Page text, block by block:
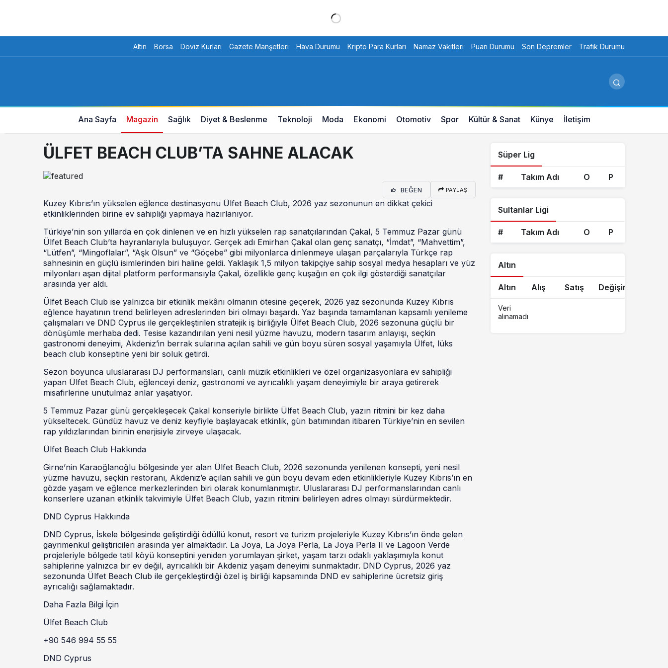
Altın Borsa Döviz Kurları Gazete Manşetleri Hava Durumu Kripto Para Kurları Namaz Vakitleri Puan Durumu Son Depremler Trafik Durumu
Ana Sayfa Magazin Sağlık Diyet & Beslenme Teknoloji Moda Ekonomi Otomotiv Spor Kültür & Sanat Künye İletişim
ÜLFET BEACH CLUB’TA SAHNE ALACAK
BEĞEN PAYLAŞ
Kuzey Kıbrıs’ın yükselen eğlence destinasyonu Ülfet Beach Club, 2026 yaz sezonunun en dikkat çekici
etkinliklerinden birine ev sahipliği yapmaya hazırlanıyor.
Türkiye’nin son yıllarda en çok dinlenen ve en hızlı yükselen rap sanatçılarından Çakal, 5 Temmuz Pazar günü
Ülfet Beach Club’ta hayranlarıyla buluşuyor. Gerçek adı Emirhan Çakal olan genç sanatçı, “İmdat”, “Mahvettim”,
“Lütfen”, “Mingoflalar”, “Aşk Olsun” ve “Göçebe” gibi milyonlarca dinlenmeye ulaşan parçalarıyla Türkçe rap
sahnesinin en güçlü isimlerinden biri haline geldi. Yaklaşık 1,5 milyon takipçiye sahip sosyal medya hesapları ve yüz
milyonları aşan dijital platform performansıyla Çakal, özellikle genç kuşağın en çok ilgi gösterdiği sanatçılar
arasında yer aldı.
Ülfet Beach Club ise yalnızca bir etkinlik mekânı olmanın ötesine geçerek, 2026 yaz sezonunda Kuzey Kıbrıs
eğlence hayatının trend belirleyen adreslerinden biri olmayı başardı. Yaz başında tamamlanan kapsamlı yenileme
çalışmaları ve DND Cyprus ile gerçekleştirilen stratejik iş birliğiyle Ülfet Beach Club, 2026 sezonuna güçlü bir
dönüşümle merhaba dedi. Tesise kazandırılan yeni nesil yüzme havuzu, modern tasarım anlayışı, seçkin
gastronomi deneyimi, Akdeniz’in berrak sularına açılan sahili ve gün boyu süren sosyal yaşamıyla Ülfet, lüks
beach club konseptine yeni bir soluk getirdi.
Sezon boyunca uluslararası DJ performansları, canlı müzik etkinlikleri ve özel organizasyonlara ev sahipliği
yapan Ülfet Beach Club, eğlenceyi deniz, gastronomi ve ayrıcalıklı yaşam deneyimiyle bir araya getirerek
misafirlerine unutulmaz anlar yaşatıyor.
5 Temmuz Pazar günü gerçekleşecek Çakal konseriyle birlikte Ülfet Beach Club, yazın ritmini bir kez daha
yükseltecek. Gündüz havuz ve deniz keyfiyle başlayacak etkinlik, gün batımından itibaren Türkiye’nin en sevilen
rap yıldızlarından birinin enerjisiyle zirveye ulaşacak.
Ülfet Beach Club Hakkında
Girne’nin Karaoğlanoğlu bölgesinde yer alan Ülfet Beach Club, 2026 sezonunda yenilenen konsepti, yeni nesil
yüzme havuzu, seçkin restoranı, Akdeniz’e açılan sahili ve gün boyu devam eden etkinlikleriyle Kuzey Kıbrıs’ın en
gözde yaşam ve eğlence merkezlerinden biri olarak konumlanmıştır. Uluslararası DJ performanslarından canlı
konserlere uzanan etkinlik takvimiyle Ülfet Beach Club, yazın ritmini belirleyen adres olmayı sürdürmektedir.
DND Cyprus Hakkında
DND Cyprus, İskele bölgesinde geliştirdiği ödüllü konut, resort ve turizm projeleriyle Kuzey Kıbrıs’ın önde gelen
gayrimenkul geliştiricileri arasında yer almaktadır. La Joya, La Joya Perla, La Joya Perla II ve Lagoon Verde
projeleriyle bölgede tatil köyü konseptini yeniden yorumlayan şirket, yaşam tarzı odaklı yaklaşımıyla konut
sahiplerine yalnızca bir ev değil, ayrıcalıklı bir Akdeniz yaşam deneyimi sunmaktadır. DND Cyprus, 2026 yaz
sezonunda Ülfet Beach Club ile gerçekleştirdiği özel iş birliği kapsamında DND ev sahiplerine ücretsiz giriş
ayrıcalığı sağlamaktadır.
Daha Fazla Bilgi İçin
Ülfet Beach Club
+90 546 994 55 55
DND Cyprus
Süper Lig
# Takım Adı O P
Sultanlar Ligi
# Takım Adı O P
Altın
Altın Alış Satış Değişim
Veri
alınamadı